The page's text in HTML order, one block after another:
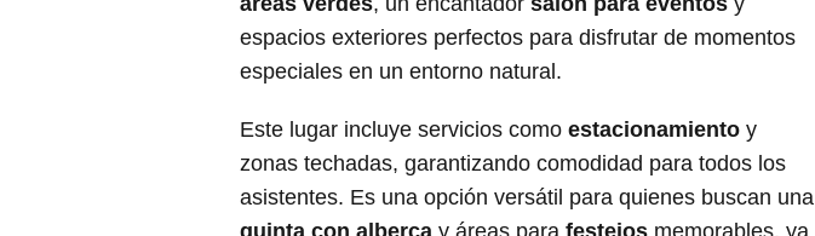
espacios exteriores perfectos para disfrutar de momentos
especiales en un entorno natural.
Este lugar incluye servicios como estacionamiento y
zonas techadas, garantizando comodidad para todos los
asistentes. Es una opción versátil para quienes buscan una
quinta con alberca y áreas para festejos memorables, ya